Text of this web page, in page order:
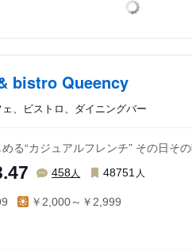
bistro Queency
、ビストロ、ダイニングバー
る“カジュアルフレンチ” その日そ
458人 48751 人
￥2,000～￥2,999